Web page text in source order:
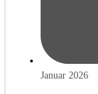
Januar 2026